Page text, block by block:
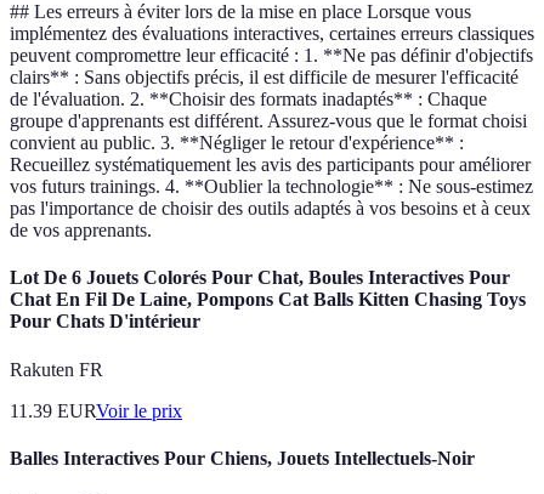
## Les erreurs à éviter lors de la mise en place Lorsque vous
implémentez des évaluations interactives, certaines erreurs classiques
peuvent compromettre leur efficacité : 1. **Ne pas définir d'objectifs
clairs** : Sans objectifs précis, il est difficile de mesurer l'efficacité
de l'évaluation. 2. **Choisir des formats inadaptés** : Chaque
groupe d'apprenants est différent. Assurez-vous que le format choisi
convient au public. 3. **Négliger le retour d'expérience** :
Recueillez systématiquement les avis des participants pour améliorer
vos futurs trainings. 4. **Oublier la technologie** : Ne sous-estimez
pas l'importance de choisir des outils adaptés à vos besoins et à ceux
de vos apprenants.
Lot De 6 Jouets Colorés Pour Chat, Boules Interactives Pour
Chat En Fil De Laine, Pompons Cat Balls Kitten Chasing Toys
Pour Chats D'intérieur
Rakuten FR
11.39 EURVoir le prix
Balles Interactives Pour Chiens, Jouets Intellectuels-Noir